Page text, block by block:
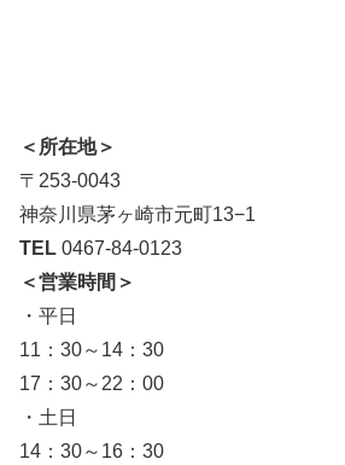
＜所在地＞
〒253-0043
神奈川県茅ヶ崎市元町13−1
TEL 0467-84-0123
＜営業時間＞
・平日
11：30～14：30
17：30～22：00
・土日
14：30～16：30